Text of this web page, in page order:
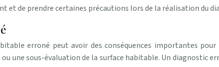
et de prendre certaines précautions lors de la réalisation du
erroné peut avoir des conséquences importantes
une sous-évaluation de la surface habitable. Un